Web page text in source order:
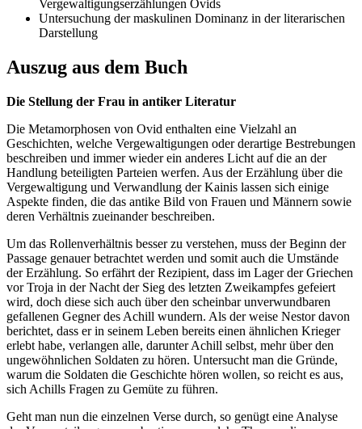
Vergewaltigungserzählungen Ovids
Untersuchung der maskulinen Dominanz in der literarischen
Darstellung
Auszug aus dem Buch
Die Stellung der Frau in antiker Literatur
Die Metamorphosen von Ovid enthalten eine Vielzahl an
Geschichten, welche Vergewaltigungen oder derartige Bestrebungen
beschreiben und immer wieder ein anderes Licht auf die an der
Handlung beteiligten Parteien werfen. Aus der Erzählung über die
Vergewaltigung und Verwandlung der Kainis lassen sich einige
Aspekte finden, die das antike Bild von Frauen und Männern sowie
deren Verhältnis zueinander beschreiben.
Um das Rollenverhältnis besser zu verstehen, muss der Beginn der
Passage genauer betrachtet werden und somit auch die Umstände
der Erzählung. So erfährt der Rezipient, dass im Lager der Griechen
vor Troja in der Nacht der Sieg des letzten Zweikampfes gefeiert
wird, doch diese sich auch über den scheinbar unverwundbaren
gefallenen Gegner des Achill wundern. Als der weise Nestor davon
berichtet, dass er in seinem Leben bereits einen ähnlichen Krieger
erlebt habe, verlangen alle, darunter Achill selbst, mehr über den
ungewöhnlichen Soldaten zu hören. Untersucht man die Gründe,
warum die Soldaten die Geschichte hören wollen, so reicht es aus,
sich Achills Fragen zu Gemüte zu führen.
Geht man nun die einzelnen Verse durch, so genügt eine Analyse